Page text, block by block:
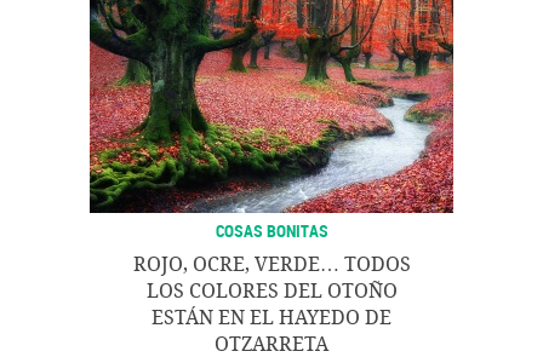
COSAS BONITAS
ROJO, OCRE, VERDE… TODOS
LOS COLORES DEL OTOÑO
ESTÁN EN EL HAYEDO DE
OTZARRETA